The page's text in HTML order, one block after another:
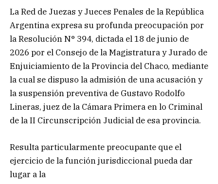
La Red de Juezas y Jueces Penales de la República
Argentina expresa su profunda preocupación por
la Resolución N° 394, dictada el 18 de junio de
2026 por el Consejo de la Magistratura y Jurado de
Enjuiciamiento de la Provincia del Chaco, mediante
la cual se dispuso la admisión de una acusación y
la suspensión preventiva de Gustavo Rodolfo
Lineras, juez de la Cámara Primera en lo Criminal
de la II Circunscripción Judicial de esa provincia.
Resulta particularmente preocupante que el
ejercicio de la función jurisdiccional pueda dar
lugar a la